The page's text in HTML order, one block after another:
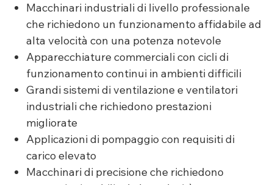
Macchinari industriali di livello professionale
che richiedono un funzionamento affidabile ad
alta velocità con una potenza notevole
Apparecchiature commerciali con cicli di
funzionamento continui in ambienti difficili
Grandi sistemi di ventilazione e ventilatori
industriali che richiedono prestazioni
migliorate
Applicazioni di pompaggio con requisiti di
carico elevato
Macchinari di precisione che richiedono